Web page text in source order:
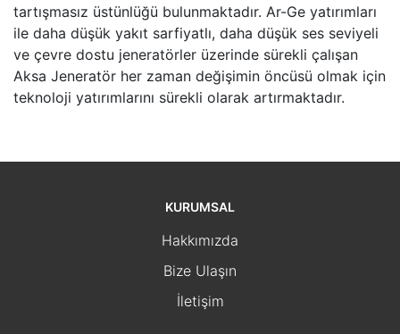
tartışmasız üstünlüğü bulunmaktadır. Ar-Ge yatırımları
ile daha düşük yakıt sarfiyatlı, daha düşük ses seviyeli
ve çevre dostu jeneratörler üzerinde sürekli çalışan
Aksa Jeneratör her zaman değişimin öncüsü olmak için
teknoloji yatırımlarını sürekli olarak artırmaktadır.
KURUMSAL
Hakkımızda
Bize Ulaşın
İletişim